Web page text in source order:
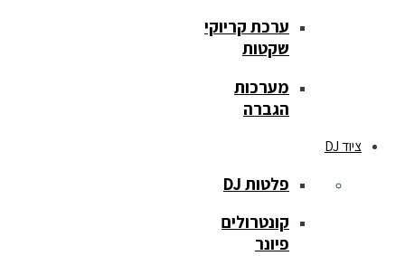
ערכת קריוקי
שקטות
מערכות
הגברה
ציוד DJ
פלטות DJ
קונטרולים
פיונר